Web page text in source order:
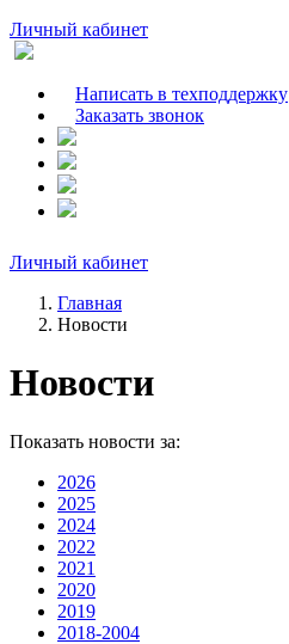
Личный кабинет
Написать в техподдержку
Заказать звонок
Личный кабинет
Главная
Новости
Новости
Показать новости за:
2026
2025
2024
2022
2021
2020
2019
2018-2004